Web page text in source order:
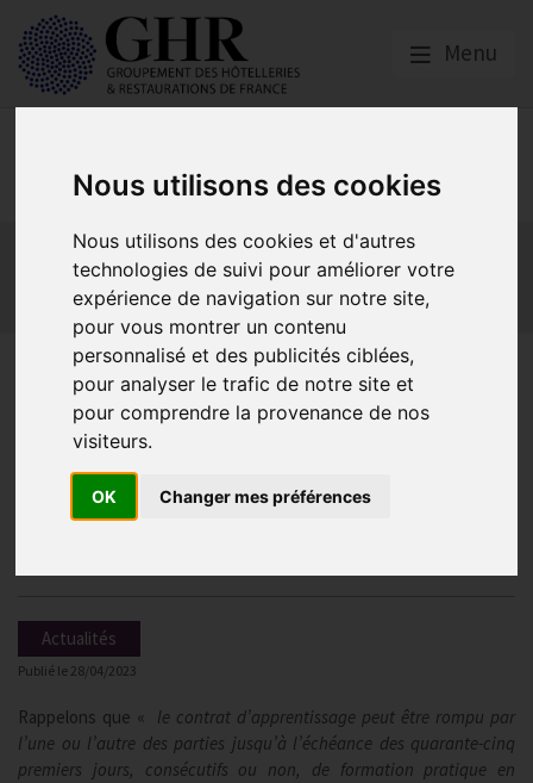
Nous utilisons des cookies
Nous utilisons des cookies et d'autres
technologies de suivi pour améliorer votre
expérience de navigation sur notre site,
pour vous montrer un contenu
personnalisé et des publicités ciblées,
pour analyser le trafic de notre site et
pour comprendre la provenance de nos
visiteurs.
OK Changer mes préférences
Menu
Social
Actualités
Les obligations liées à l’embauche
Les obligations liées à l’exécution du contrat de travail
Les obligations liées à l’extinction du contrat
Période probatoire des
apprentis en cas de nouveau
contrat conclu pour achever
la formation : l’interprétation
Actualités
Publié le 28/04/2023
Rappelons que «
le contrat d’apprentissage peut être rompu par
l’une ou l’autre des parties jusqu’à l’échéance des quarante-cinq
premiers jours, consécutifs ou non, de formation pratique en